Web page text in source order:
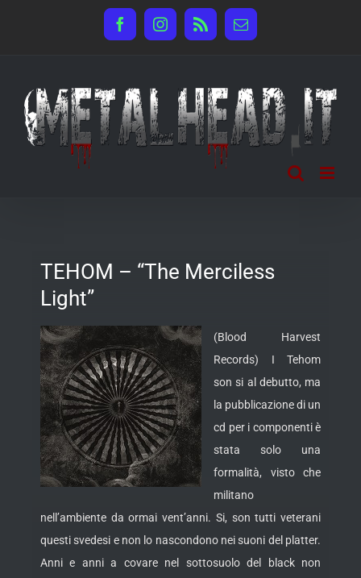
FacebookInstagram
Rss Email
TEHOM – “The Merciless
Light”
(Blood Harvest
Records) I Tehom
son si al debutto, ma
la pubblicazione di un
cd per i componenti è
stata solo una
formalità, visto che
militano
nell’ambiente da ormai vent’anni. Si, son tutti veterani
questi svedesi e non lo nascondono nei suoni del platter.
Anni e anni a covare nel sottosuolo del black non